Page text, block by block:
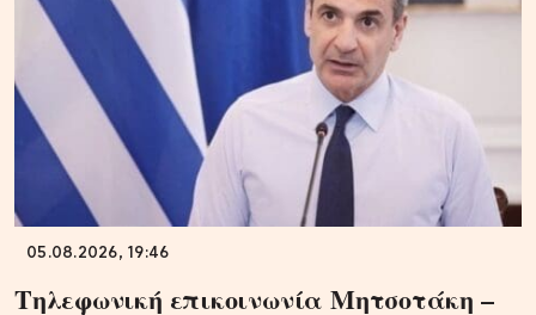
05.08.2026, 19:46
Τηλεφωνική επικοινωνία Μητσοτάκη –